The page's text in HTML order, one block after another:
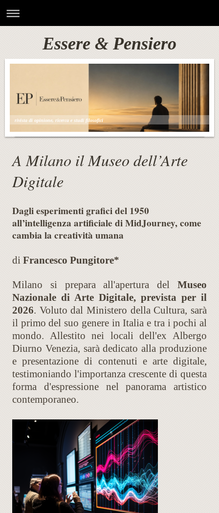
Essere & Pensiero
rivista di opinione, ricerca e studi filosofici
A Milano il Museo dell’Arte
Digitale
Dagli esperimenti grafici del 1950
all’intelligenza artificiale di MidJourney, come
cambia la creatività umana
di Francesco Pungitore*
Milano si prepara all'apertura del Museo
Nazionale di Arte Digitale, prevista per il
2026. Voluto dal Ministero della Cultura, sarà
il primo del suo genere in Italia e tra i pochi al
mondo. Allestito nei locali dell'ex Albergo
Diurno Venezia, sarà dedicato alla produzione
e presentazione di contenuti e arte digitale,
testimoniando l'importanza crescente di questa
forma d'espressione nel panorama artistico
contemporaneo.